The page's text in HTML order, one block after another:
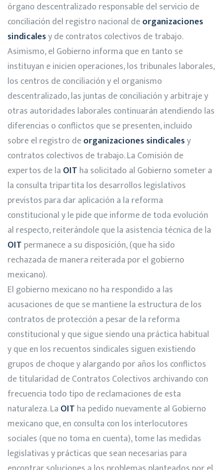
órgano descentralizado responsable del servicio de
conciliación del registro nacional deorganizaciones
sindicalesy de contratos colectivos de trabajo.
Asimismo, el Gobierno informa que en tanto se
instituyan e inicien operaciones, los tribunales laborales,
los centros de conciliación y el organismo
descentralizado, las juntas de conciliación y arbitraje y
otras autoridades laborales continuarán atendiendo las
diferencias o conflictos que se presenten, incluido
sobre el registro deorganizaciones sindicalesy
contratos colectivos de trabajo. La Comisión de
expertos de la OIT ha solicitado al Gobierno someter a
la consulta tripartita los desarrollos legislativos
previstos para dar aplicación a la reforma
constitucional y le pide que informe de toda evolución
al respecto, reiterándole que la asistencia técnica de la
OIT permanece a su disposición, (que ha sido
rechazada de manera reiterada por el gobierno
mexicano).
El gobierno mexicano no ha respondido a las
acusaciones de que se mantiene la estructura de los
contratos de protección a pesar de la reforma
constitucional y que sigue siendo una práctica habitual
y que en los recuentos sindicales siguen existiendo
grupos de choque y alargando por años los conflictos
de titularidad de Contratos Colectivos archivando con
frecuencia todo tipo de reclamaciones de esta
naturaleza. La OIT ha pedido nuevamente al Gobierno
mexicano que, en consulta con los interlocutores
sociales (que no toma en cuenta), tome las medidas
legislativas y prácticas que sean necesarias para